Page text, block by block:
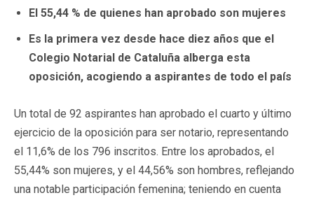
El 55,44 % de quienes han aprobado son mujeres
Es la primera vez desde hace diez años que el
Colegio Notarial de Cataluña alberga esta
oposición, acogiendo a aspirantes de todo el país
Un total de 92 aspirantes han aprobado el cuarto y último
ejercicio de la oposición para ser notario, representando
el 11,6% de los 796 inscritos. Entre los aprobados, el
55,44% son mujeres, y el 44,56% son hombres, reflejando
una notable participación femenina; teniendo en cuenta